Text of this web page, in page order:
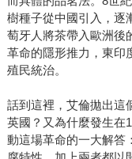
樹種子從中國引入，逐
萄牙人將茶帶入歐洲後
革命的隱形推力，東印
殖民統治。
話到這裡，艾倫拋出這
英國？又為什麼發生在
動這場革命的一大解答